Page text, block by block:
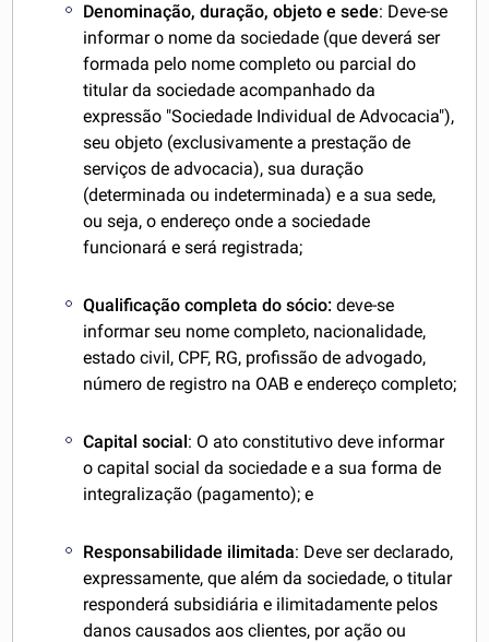
Denominação, duração, objeto e sede: Deve-se
informar o nome da sociedade (que deverá ser
formada pelo nome completo ou parcial do
titular da sociedade acompanhado da
expressão "Sociedade Individual de Advocacia"),
seu objeto (exclusivamente a prestação de
serviços de advocacia), sua duração
(determinada ou indeterminada) e a sua sede,
ou seja, o endereço onde a sociedade
funcionará e será registrada;
Qualificação completa do sócio:deve-se
informar seu nome completo, nacionalidade,
estado civil, CPF, RG, profissão de advogado,
número de registro na OAB e endereço completo;
Capital social: O ato constitutivo deve informar
o capital social da sociedade e a sua forma de
integralização (pagamento); e
Responsabilidade ilimitada: Deve ser declarado,
expressamente, que além da sociedade, o titular
responderá subsidiária e ilimitadamente pelos
danos causados aos clientes, por ação ou